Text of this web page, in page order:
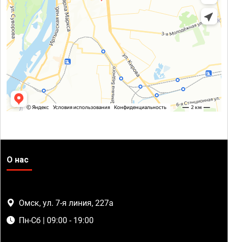
О нас
Омск, ул. 7-я линия, 227а
Пн-Сб | 09:00 - 19:00